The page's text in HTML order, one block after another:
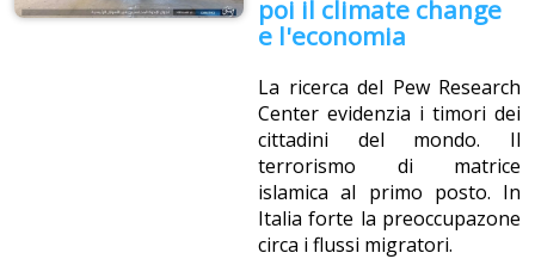
poi il climate change
e l'economia
La ricerca del Pew Research
Center evidenzia i timori dei
cittadini del mondo. Il
terrorismo di matrice
islamica al primo posto. In
Italia forte la preoccupazone
circa i flussi migratori.